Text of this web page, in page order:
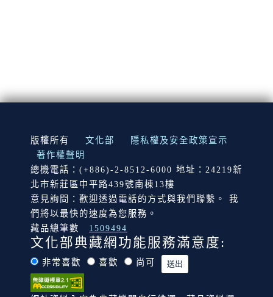
:::
版權所有 文化部
隱私權及安全政策宣示
著作權聲明
總機電話：(+886)-2-8512-6000 地址：24219新
北市新莊區中平路439號南棟13樓
意見詢問：歡迎透過電話的方式與我們聯繫。 我
們將以最快的速度為您服務。
藏品總筆數
1509494
文化部典藏網功能服務滿意度:
非常喜歡 喜歡 尚可